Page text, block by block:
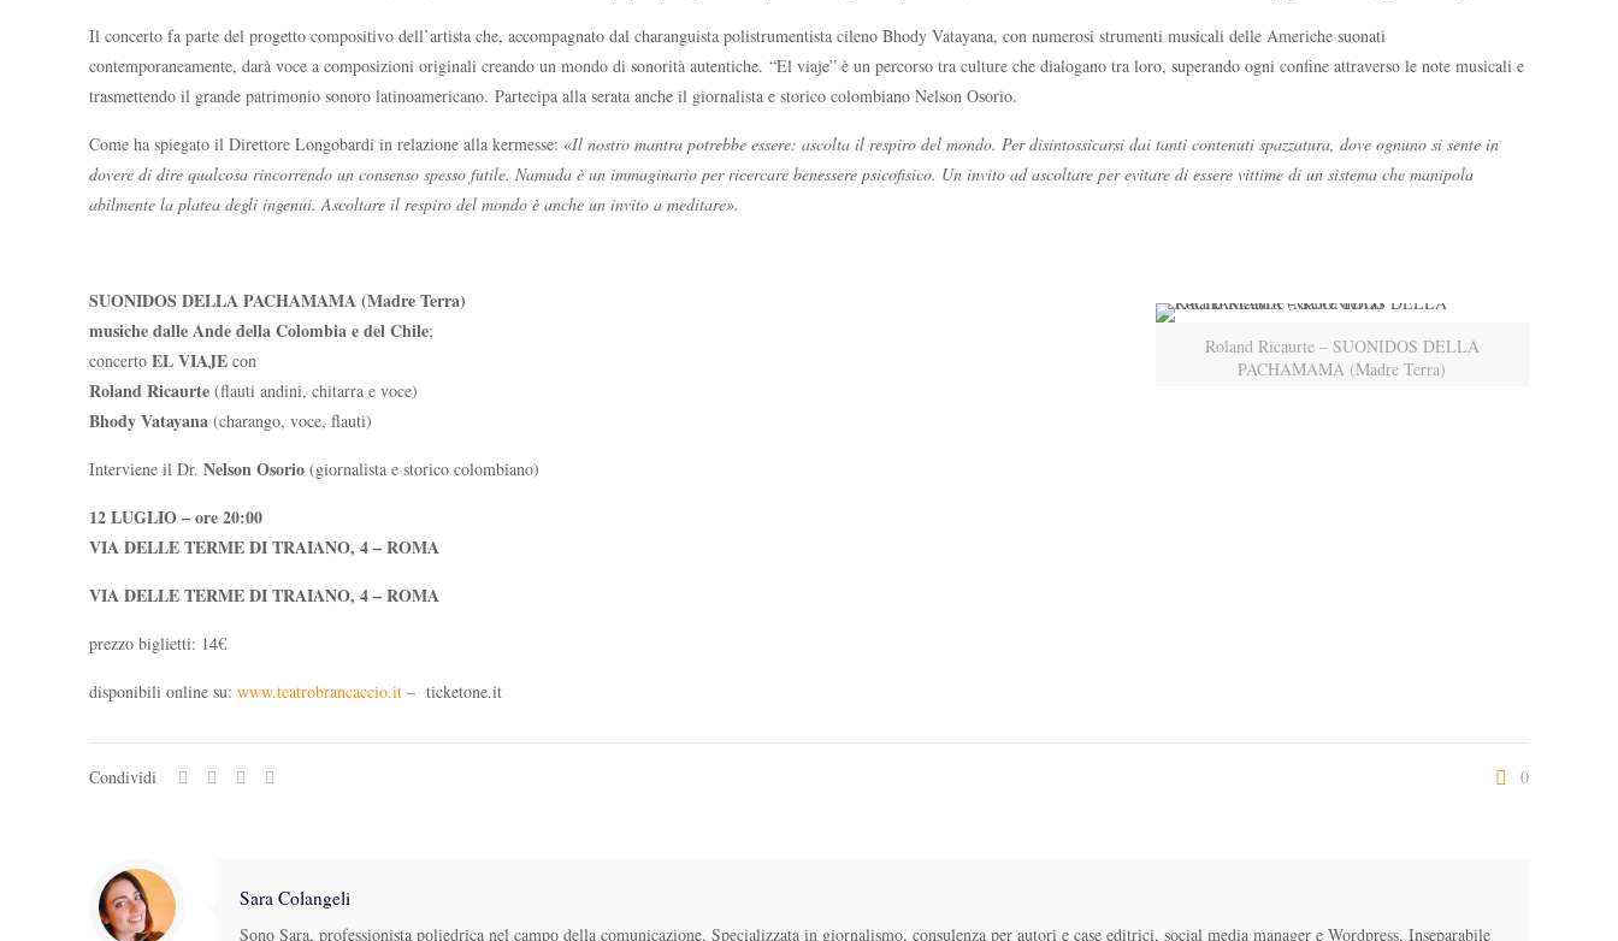
Il concerto fa parte del progetto compositivo dell’artista che, accompagnato dal charanguista polistrumentista cileno Bhody Vatayana, con numerosi strumenti musicali delle Americhe suonati
contemporaneamente, darà voce a composizioni originali creando un mondo di sonorità autentiche. “El viaje” è un percorso tra culture che dialogano tra loro, superando ogni confine attraverso le note musicali e
trasmettendo il grande patrimonio sonoro latinoamericano. Partecipa alla serata anche il giornalista e storico colombiano Nelson Osorio.
Come ha spiegato il Direttore Longobardi in relazione alla kermesse: «Il nostro mantra potrebbe essere: ascolta il respiro del mondo. Per disintossicarsi dai tanti contenuti spazzatura, dove ognuno si sente in
dovere di dire qualcosa rincorrendo un consenso spesso futile. Namuda è un immaginario per ricercare benessere psicofisico. Un invito ad ascoltare per evitare di essere vittime di un sistema che manipola
abilmente la platea degli ingenui. Ascoltare il respiro del mondo è anche un invito a meditare».
Roland Ricaurte – SUONIDOS DELLA
PACHAMAMA (Madre Terra)
SUONIDOS DELLA PACHAMAMA(Madre Terra)
musiche dalle Ande della Colombia e del Chile;
concertoEL VIAJE con
Roland Ricaurte (flauti andini, chitarra e voce)
Bhody Vatayana (charango, voce, flauti)
Interviene il Dr.Nelson Osorio (giornalista e storico colombiano)
12 LUGLIO – ore 20:00
VIA DELLE TERME DI TRAIANO, 4 – ROMA
VIA DELLE TERME DI TRAIANO, 4 – ROMA
prezzo biglietti: 14€
disponibili online su:www.teatrobrancaccio.it – ticketone.it
Condividi 0
Sara Colangeli
Sono Sara, professionista poliedrica nel campo della comunicazione. Specializzata in giornalismo, consulenza per autori e case editrici, social media manager e Wordpress. Inseparabile